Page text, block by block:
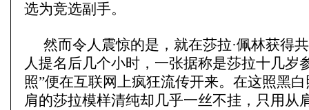
选为竞选副手。
然而令人震惊的是，就在莎拉·佩林获得
人提名后几个小时，一张据称是莎拉十几岁
照”便在互联网上疯狂流传开来。在这照黑
肩的莎拉模样清纯却几乎一丝不挂，只用从